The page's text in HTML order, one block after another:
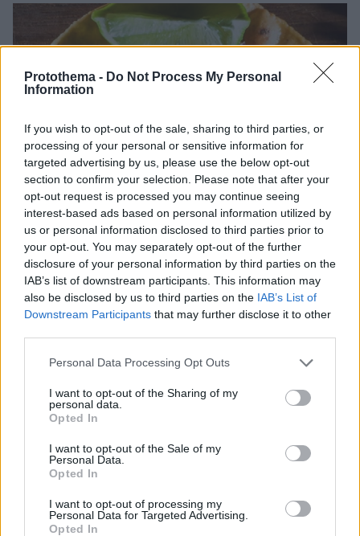
Protothema - Do Not Process My Personal
Information
If you wish to opt-out of the sale, sharing to third parties, or
processing of your personal or sensitive information for
targeted advertising by us, please use the below opt-out
section to confirm your selection. Please note that after your
opt-out request is processed you may continue seeing
interest-based ads based on personal information utilized by
us or personal information disclosed to third parties prior to
your opt-out. You may separately opt-out of the further
disclosure of your personal information by third parties on the
IAB’s list of downstream participants. This information may
also be disclosed by us to third parties on the IAB’s List of
Downstream Participants that may further disclose it to other
Please note that this website/app uses one or more Google
not limited to your visit or usage behaviour. You may click to
grant or deny consent to Google and its third-party tags to
use your data for below specified purposes in below Google
consent section.
Personal Data Processing Opt Outs
I want to opt-out of the Sharing of my
personal data.
Opted In
I want to opt-out of the Sale of my
Personal Data.
Opted In
I want to opt-out of processing my
Personal Data for Targeted Advertising.
Opted In
Τοστάδα με ψητό απάκι, pico de gallo από μάνγκο,
σάλτσα αβοκάντο
Τα χανιώτικα μάνγκο συναντούν τo απάκι και μαζί με
το αβοκάντο ντύνουν μία τοστάδα πανεύκολη με
πλούσια αρώματα και γεύση.